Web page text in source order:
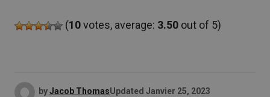
(10votes, average: 3.50 out of 5)
byJacob ThomasUpdated Janvier 25, 2023